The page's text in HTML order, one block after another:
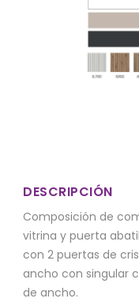
DESCRIPCIÓN
Composición de
vitrina y puerta
con 2 puertas de
ancho con singular
de ancho.